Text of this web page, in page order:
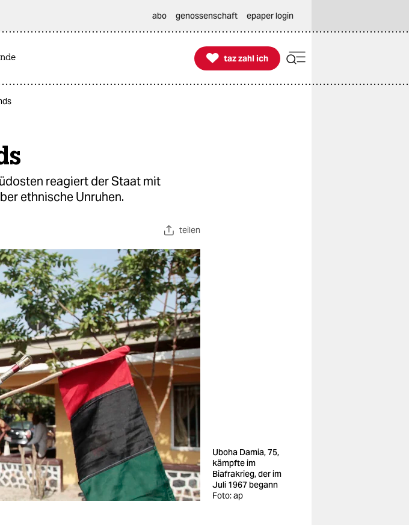
abo genossenschaft epaper login

taz zahl ich
taz zahl ich
reagiert der Staat mit
ethnische Unruhen.
teilen
Uboha Damia, 75,
kämpfte im
Biafrakrieg, der im
Juli 1967 begann
Foto: ap